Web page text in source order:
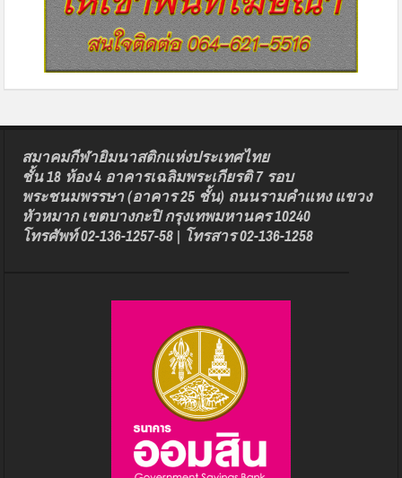
สมาคมกีฬายิมนาสติกแห่งประเทศไทย
ชั้น 18 ห้อง 4 อาคารเฉลิมพระเกียรติ 7 รอบ
พระชนมพรรษา (อาคาร 25 ชั้น) ถนนรามคำแหง แขวง
หัวหมาก เขตบางกะปิ กรุงเทพมหานคร 10240
โทรศัพท์ 02-136-1257-58 | โทรสาร 02-136-1258